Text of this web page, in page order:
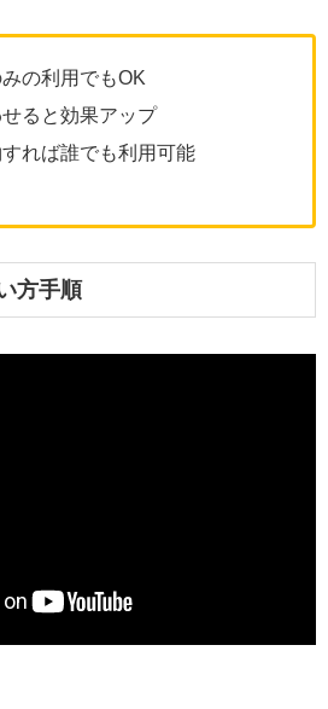
の利用でもOK
ると効果アップ
れば誰でも利用可能
方手順